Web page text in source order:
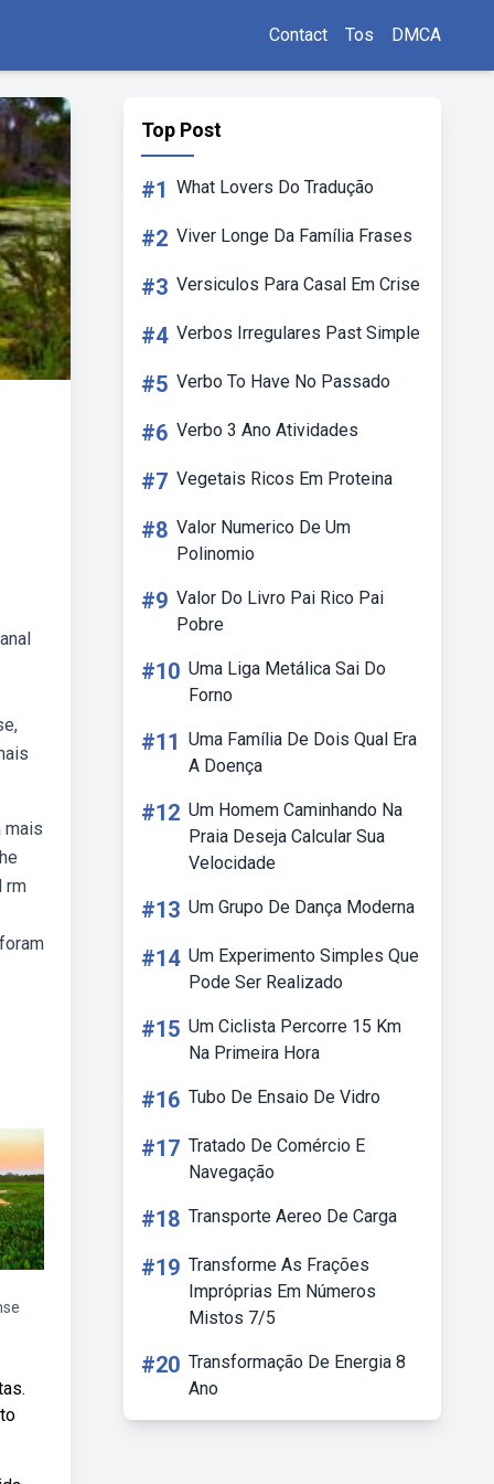
Contact Tos DMCA
mais
rm
Top Post
#1 What Lovers Do Tradução
#2 Viver Longe Da Família Frases
#3 Versiculos Para Casal Em Crise
#4 Verbos Irregulares Past Simple
#5 Verbo To Have No Passado
#6 Verbo 3 Ano Atividades
#7 Vegetais Ricos Em Proteina
#8 Valor Numerico De Um
Polinomio
#9 Valor Do Livro Pai Rico Pai
Pobre
#10 Uma Liga Metálica Sai Do
Forno
#11 Uma Família De Dois Qual Era
A Doença
#12 Um Homem Caminhando Na
Praia Deseja Calcular Sua
Velocidade
#13 Um Grupo De Dança Moderna
#14 Um Experimento Simples Que
Pode Ser Realizado
#15 Um Ciclista Percorre 15 Km
Na Primeira Hora
#16 Tubo De Ensaio De Vidro
#17 Tratado De Comércio E
Navegação
#18 Transporte Aereo De Carga
#19 Transforme As Frações
Impróprias Em Números
Mistos 7/5
#20 Transformação De Energia 8
Ano